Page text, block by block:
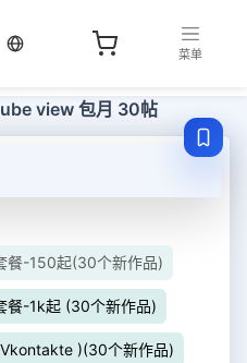
当前语言：中文
菜单
view 包月 30帖
餐-150起(30个新作品)
餐-1k起 (30个新作品)
)(30个新作品)